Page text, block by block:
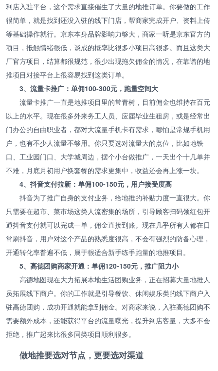
利店入驻平台，这个需求直接催生了大量的地推订单。你要做的工作
很简单，就是找到还没入驻的线下门店，帮商家完成开户、资料上传
等基础操作就行。京东本身品牌影响力够大，商家一听是京东官方的
项目，抵触情绪很低，谈成的概率比很多小项目高很多。而且这类大
厂官方项目，结算都很规范，很少出现拖欠佣金的情况，在靠谱的地
推项目对接平台上很容易找到这类订单。
3、流量卡推广：单佣100-300元，跑量空间大
流量卡推广一直是地推项目里的常青树，目前佣金也维持在百元
以上的水平。现在很多外来务工人员、应届毕业生租房，或是经常出
门办公的自由职业者，都对大流量手机卡有需求，哪怕是常规手机用
户，也有不少人流量不够用。你只要选对流量大的点位，比如地铁
口、工业园门口、大学城周边，摆个小台做推广，一天出个十几单并
不难，月底月初用户换套餐的需求更集中，收益还会再上涨一块。
4、抖音支付拉新：单佣100-150元，用户接受度高
抖音为了推广自身的支付业务，给地推的补贴力度一直很大。你
只需要在超市、菜市场这类人流密集的场所，引导顾客扫码领红包开
通抖音支付就可以完成一单，佣金直接到账。现在几乎所有人都在日
常刷抖音，用户对这个产品的熟悉度很高，不会有强烈的防备心理，
开通转化率普遍不低，属于很适合新手练手跑量的地推项目。
5、高德团购商家开通：单佣120-150元，推广阻力小
高德地图现在大力拓展本地生活团购业务，正在招募大量地推人
员拓展线下商户。你的工作就是引导餐饮、休闲娱乐类的线下商户入
驻高德团购，成功开通就能拿到佣金。对商家来说，入驻高德团购不
需要额外成本，还能获得平台的流量曝光，提升到店客量，大多不会
拒绝，推广起来比很多同类项目顺利很多。
做地推要选对节点，更要选对渠道